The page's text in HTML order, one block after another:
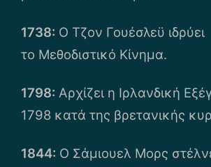
1738: Ο Τζον Γουέσλεϋ ιδρύει
το Μεθοδιστικό Κίνημα.
1798: Αρχίζει η Ιρλανδική
1798 κατά της βρετανικής
1844: O Σάμιουελ Μορς